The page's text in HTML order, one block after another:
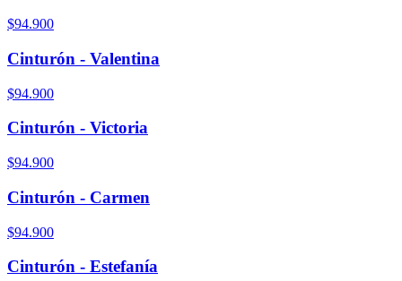
$94.900
Cinturón - Valentina
$94.900
Cinturón - Victoria
$94.900
Cinturón - Carmen
$94.900
Cinturón - Estefanía